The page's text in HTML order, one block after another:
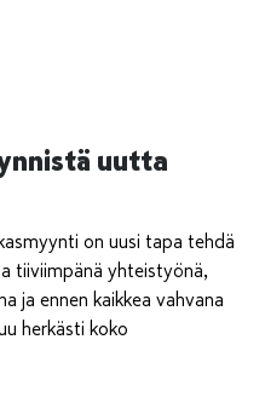
uutta
on uusi tapa tehdä
tiiviimpänä yhteistyönä,
ja ennen kaikkea vahvana
herkästi koko